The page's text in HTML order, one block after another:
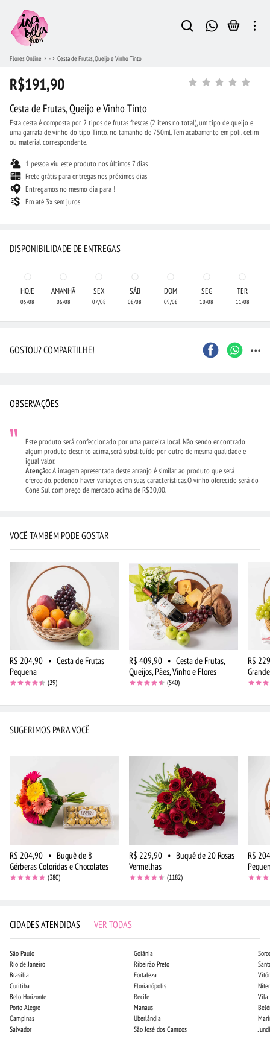
Flores Online - Cesta de Frutas, Queijo e Vinho Tinto
R$191,90
Cesta de Frutas, Queijo e Vinho Tinto
Esta cesta é composta por 2 tipos de frutas frescas (2 itens no total), um tipo de queijo e
uma garrafa de vinho do tipo Tinto, no tamanho de 750ml. Tem acabamento em poli, cetim
ou material correspondente.
1 pessoa viu este produto nos últimos 7 dias
Frete grátis para entregas nos próximos dias
Entregamos no mesmo dia para !
Em até 3x sem juros
DISPONIBILIDADE DE ENTREGAS
HOJE
05/08
AMANHÃ
06/08
SEX
07/08
SÁB
08/08
DOM
09/08
SEG
10/08
TER
11/08
GOSTOU? COMPARTILHE! ...
OBSERVAÇÕES
Este produto será confeccionado por uma parceira local. Não sendo encontrado
algum produto descrito acima, será substituído por outro de mesma qualidade e
igual valor.
Atenção:A imagem apresentada deste arranjo é similar ao produto que será
oferecido, podendo haver variações em suas características.O vinho oferecido será do
Cone Sul com preço de mercado acima de R$30,00.
VOCÊ TAMBÉM PODE GOSTAR
R$ 204,90 • Cesta de Frutas
Pequena
(29)
R$ 409,90 • Cesta de Frutas,
Queijos, Pães, Vinho e Flores
(540)
R$
Grande
SUGERIMOS PARA VOCÊ
R$ 204,90 • Buquê de 8
Gérberas Coloridas e Chocolates
(380)
R$ 229,90 • Buquê de 20 Rosas
Vermelhas
(1182)
R$
CIDADES ATENDIDAS | VER TODAS
São Paulo
Rio de Janeiro
Brasília
Curitiba
Belo Horizonte
Porto Alegre
Campinas
Salvador
Goiânia
Ribeirão Preto
Fortaleza
Florianópolis
Recife
Manaus
Uberlândia
São José dos Campos
Vila